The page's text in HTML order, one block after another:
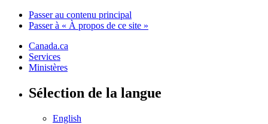
Passer au contenu principal
Passer à « À propos de ce site »
Canada.ca
Services
Ministères
Sélection de la langue
English